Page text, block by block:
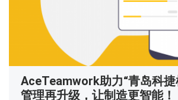
AceTeamwork助力“青岛科捷
管理再升级，让制造更智能！